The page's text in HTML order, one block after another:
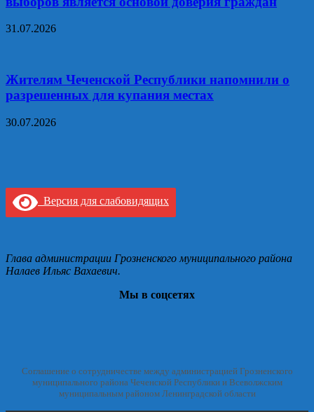
31.07.2026
Жителям Чеченской Республики напомнили о
разрешенных для купания местах
30.07.2026
Версия для слабовидящих
Глава администрации Грозненского муниципального района
Налаев Ильяс Вахаевич.
Мы в соцсетях
Соглашение о сотрудничестве между администрацией Грозненского
муниципального района Чеченской Республики и Всеволжским
муниципальным районом Ленинградской области